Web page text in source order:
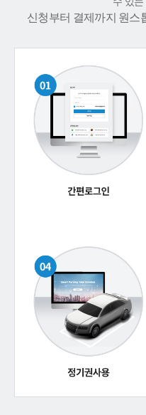
신청부터 결제까지 원스